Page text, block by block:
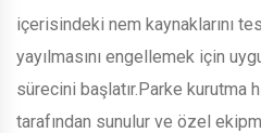
içerisindeki nem kaynaklarını
yayılmasını engellemek için
sürecini başlatır.Parke kurutma
tarafından sunulur ve özel